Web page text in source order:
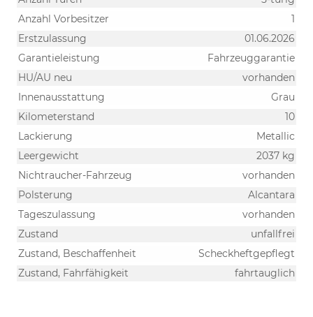
Anzahl Vorbesitzer
1
Erstzulassung
01.06.2026
Garantieleistung
Fahrzeuggarantie
HU/AU neu
vorhanden
Innenausstattung
Grau
Kilometerstand
10
Lackierung
Metallic
Leergewicht
2037 kg
Nichtraucher-Fahrzeug
vorhanden
Polsterung
Alcantara
Tageszulassung
vorhanden
Zustand
unfallfrei
Zustand, Beschaffenheit
Scheckheftgepflegt
Zustand, Fahrfähigkeit
fahrtauglich